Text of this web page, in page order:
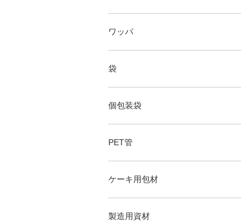
ワッパ
袋
個包装袋
PET管
ケーキ用包材
製造用資材